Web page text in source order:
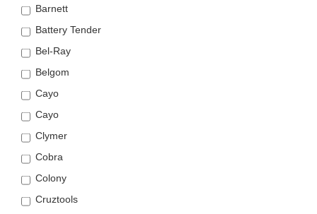
Barnett
Battery Tender
Bel-Ray
Belgom
Cayo
Cayo
Clymer
Cobra
Colony
Cruztools